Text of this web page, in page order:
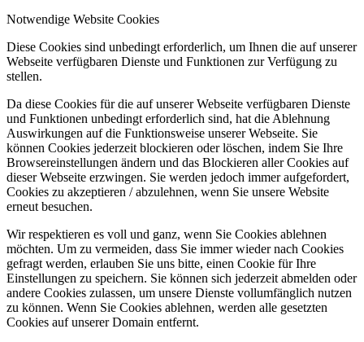
Notwendige Website Cookies
Diese Cookies sind unbedingt erforderlich, um Ihnen die auf unserer
Webseite verfügbaren Dienste und Funktionen zur Verfügung zu
stellen.
Da diese Cookies für die auf unserer Webseite verfügbaren Dienste
und Funktionen unbedingt erforderlich sind, hat die Ablehnung
Auswirkungen auf die Funktionsweise unserer Webseite. Sie
können Cookies jederzeit blockieren oder löschen, indem Sie Ihre
Browsereinstellungen ändern und das Blockieren aller Cookies auf
dieser Webseite erzwingen. Sie werden jedoch immer aufgefordert,
Cookies zu akzeptieren / abzulehnen, wenn Sie unsere Website
erneut besuchen.
Wir respektieren es voll und ganz, wenn Sie Cookies ablehnen
möchten. Um zu vermeiden, dass Sie immer wieder nach Cookies
gefragt werden, erlauben Sie uns bitte, einen Cookie für Ihre
Einstellungen zu speichern. Sie können sich jederzeit abmelden oder
andere Cookies zulassen, um unsere Dienste vollumfänglich nutzen
zu können. Wenn Sie Cookies ablehnen, werden alle gesetzten
Cookies auf unserer Domain entfernt.